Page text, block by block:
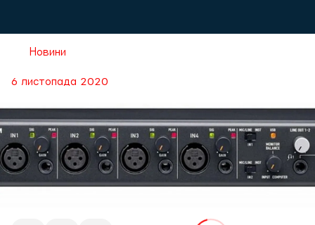
Новини
6 листопада 2020